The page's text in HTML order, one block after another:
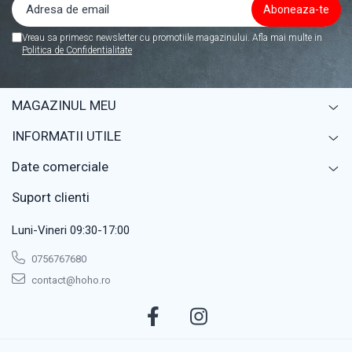
maxim 30x30 cm.
Vreau sa primesc newsletter cu promotiile magazinului. Afla mai multe in
Politica de Confidentialitate
MAGAZINUL MEU
INFORMATII UTILE
Date comerciale
Suport clienti
Luni-Vineri 09:30-17:00
0756767680
contact@hoho.ro